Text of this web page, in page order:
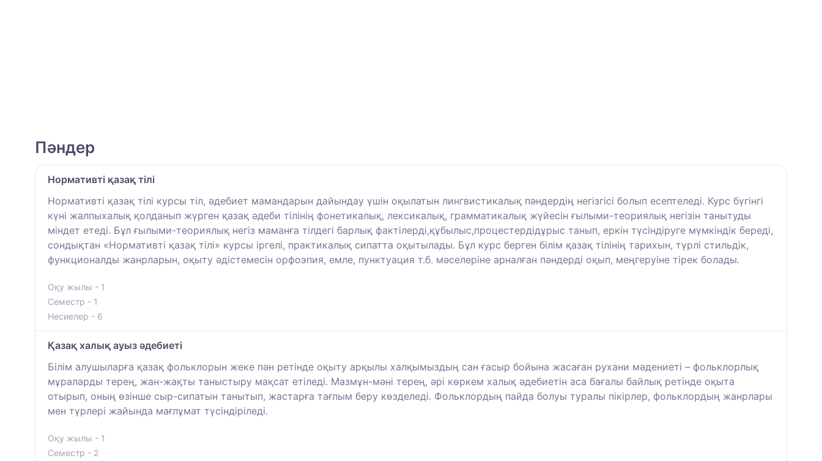
Пәндер
Нормативті қазақ тілі
Нормативті қазақ тілі курсы тіл, әдебиет мамандарын дайындау үшін оқылатын лингвистикалық пәндердің негізгісі болып есептеледі. Курс бүгінгі
күні жалпыхалық қолданып жүрген қазақ әдеби тілінің фонетикалық, лексикалық, грамматикалық жүйесін ғылыми-теориялық негізін танытуды
міндет етеді. Бұл ғылыми-теориялық негіз маманға тілдегі барлық фактілерді,құбылыс,процестердідұрыс танып, еркін түсіндіруге мүмкіндік береді,
сондықтан «Нормативті қазақ тілі» курсы іргелі, практикалық сипатта оқытылады. Бұл курс берген білім қазақ тілінің тарихын, түрлі стильдік,
функционалды жанрларын, оқыту әдістемесін орфоэпия, емле, пунктуация т.б. мәселеріне арналған пәндерді оқып, меңгеруіне тірек болады.
Оқу жылы - 1
Семестр - 1
Несиелер - 6
Қазақ халық ауыз әдебиеті
Білім алушыларға қазақ фольклорын жеке пән ретінде оқыту арқылы халқымыздың сан ғасыр бойына жасаған рухани мәдениеті – фольклорлық
мұраларды терең, жан-жақты таныстыру мақсат етіледі. Мазмұн-мәні терең, әрі көркем халық әдебиетін аса бағалы байлық ретінде оқыта
отырып, оның өзінше сыр-сипатын танытып, жастарға тағлым беру көзделеді. Фольклордың пайда болуы туралы пікірлер, фольклордың жанрлары
мен түрлері жайында мағлұмат түсіндіріледі.
Оқу жылы - 1
Семестр - 2